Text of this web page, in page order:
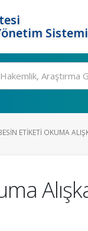
Sistemi
ETIKETI OKUMA